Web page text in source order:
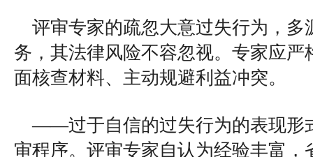
评审专家的疏忽大意过失行为，多
务，其法律风险不容忽视。专家应严
面核查材料、主动规避利益冲突。
——过于自信的过失行为的表现形
审程序。评审专家自认为经验丰富，